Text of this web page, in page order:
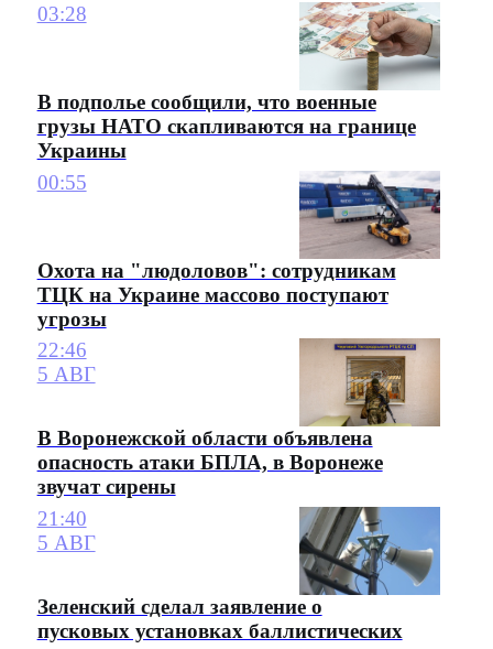
03:28
В подполье сообщили, что военные
грузы НАТО скапливаются на границе
Украины
00:55
Охота на "людоловов": сотрудникам
ТЦК на Украине массово поступают
угрозы
22:46
5 АВГ
В Воронежской области объявлена
опасность атаки БПЛА, в Воронеже
звучат сирены
21:40
5 АВГ
Зеленский сделал заявление о
пусковых установках баллистических